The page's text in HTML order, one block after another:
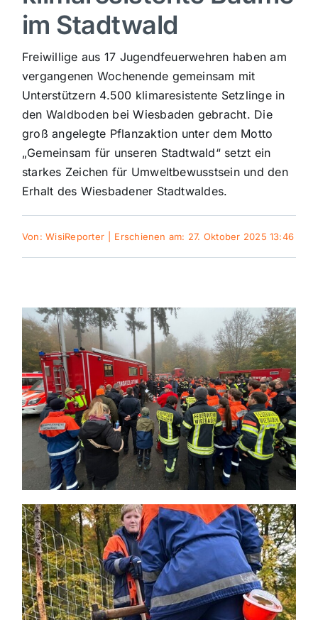
Sport
Kultur
Panorama
Mein Stadtteil
Galerie
Verkehrsmeldungen
Polizeimeldungen
Themen und Termine
Gewinnspiele
im Stadtwald
Freiwillige aus 17 Jugendfeuerwehren haben am
vergangenen Wochenende gemeinsam mit
Unterstützern 4.500 klimaresistente Setzlinge in
den Waldboden bei Wiesbaden gebracht. Die
groß angelegte Pflanzaktion unter dem Motto
„Gemeinsam für unseren Stadtwald“ setzt ein
starkes Zeichen für Umweltbewusstsein und den
Erhalt des Wiesbadener Stadtwaldes.
Von:WisiReporter Erschienen am: 27. Oktober 2025 13:46